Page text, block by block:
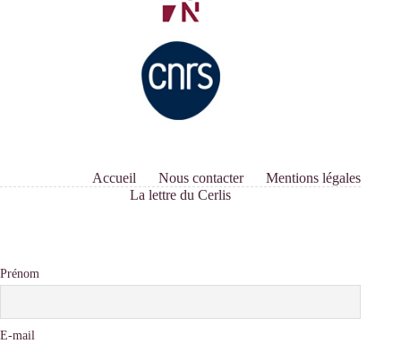
Accueil Nous contacter
Mentions légales
La lettre du Cerlis
Prénom
E-mail